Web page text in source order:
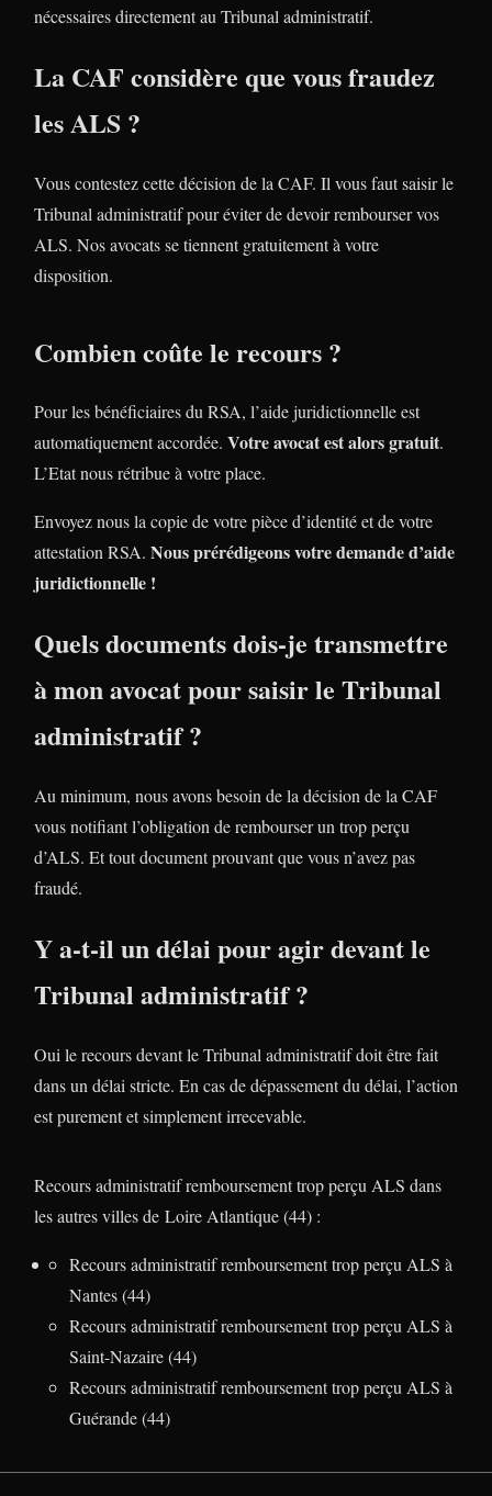
nécessaires directement au Tribunal administratif.
La CAF considère que vous fraudez
les ALS ?
Vous contestez cette décision de la CAF. Il vous faut saisir le
Tribunal administratif pour éviter de devoir rembourser vos
ALS. Nos avocats se tiennent gratuitement à votre
disposition.
Combien coûte le recours ?
Pour les bénéficiaires du RSA, l’aide juridictionnelle est
automatiquement accordée. Votre avocat est alors gratuit.
L’Etat nous rétribue à votre place.
Envoyez nous la copie de votre pièce d’identité et de votre
attestation RSA. Nous prérédigeons votre demande d’aide
juridictionnelle !
Quels documents dois-je transmettre
à mon avocat pour saisir le Tribunal
administratif ?
Au minimum, nous avons besoin de la décision de la CAF
vous notifiant l’obligation de rembourser un trop perçu
d’ALS. Et tout document prouvant que vous n’avez pas
fraudé.
Y a-t-il un délai pour agir devant le
Tribunal administratif ?
Oui le recours devant le Tribunal administratif doit être fait
dans un délai stricte. En cas de dépassement du délai, l’action
est purement et simplement irrecevable.
Recours administratif remboursement trop perçu ALS dans
les autres villes de Loire Atlantique (44) :
Recours administratif remboursement trop perçu ALS à
Nantes (44)
Recours administratif remboursement trop perçu ALS à
Saint-Nazaire (44)
Recours administratif remboursement trop perçu ALS à
Guérande (44)